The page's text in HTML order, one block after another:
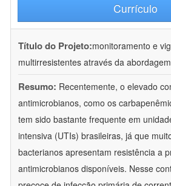
Currículo
Título do Projeto:monitoramento e
multirresistentes através da
Resumo: Recentemente, o elevado
antimicrobianos, como os
tem sido bastante frequente em
intensiva (UTIs) brasileiras, já que
bacterianos apresentam resistência a
antimicrobianos disponíveis. Nesse